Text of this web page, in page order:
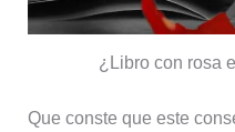
¿Libro con rosa
Que conste que este